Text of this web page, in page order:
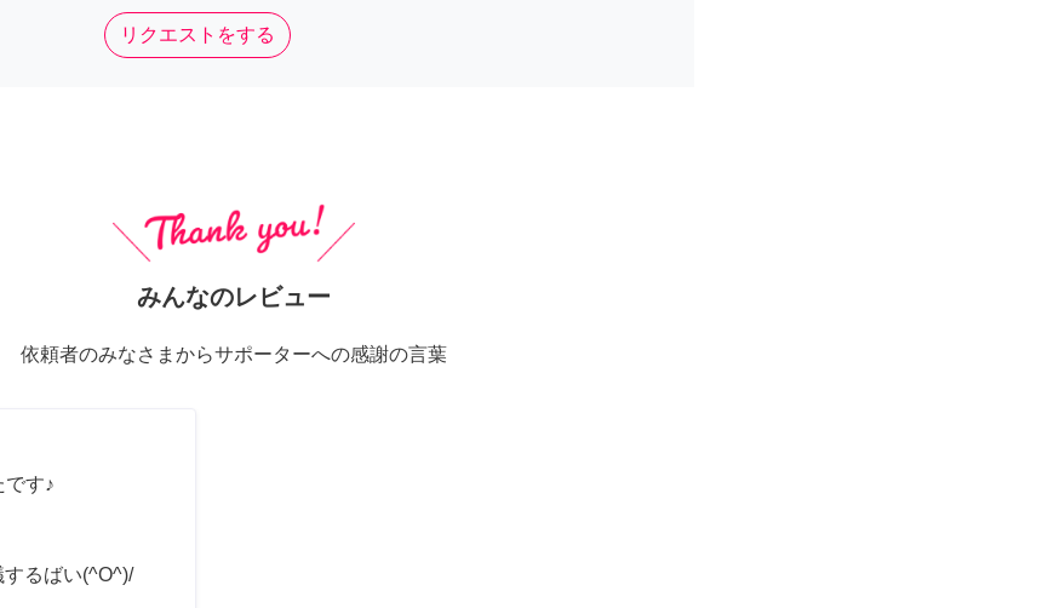
リクエストをする
みんなのレビュー
依頼者のみなさまからサポーターへの感謝の言葉
です♪
るばい(^O^)/